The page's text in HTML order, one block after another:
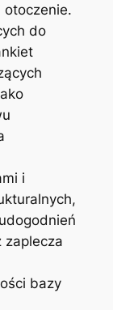
do
i
zaplecza
bazy